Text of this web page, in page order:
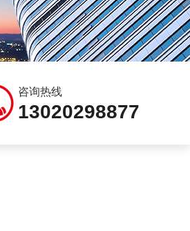
咨询热线
13020298877